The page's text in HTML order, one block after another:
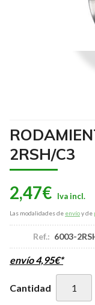
2RSH/C3
2,47€
Las modalidades de envíoy de
Ref.: 6003-
envío4,95€*
Cantidad